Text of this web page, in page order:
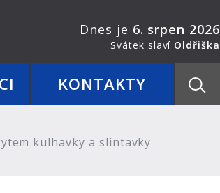
KONTAKTY
Dnes je 6. srpen 2026
Svátek slaví Oldřiška
kulhavky a slintavky